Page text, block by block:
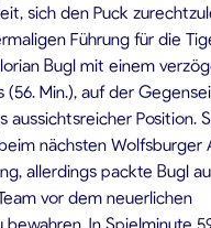
sich den Puck
Führung für die
Bugl mit einem
(56. Min.), auf der
aussichtsreicher Position.
nächsten Wolfsburger
allerdings packte Bugl
vor dem neuerlichen
In Spielminute